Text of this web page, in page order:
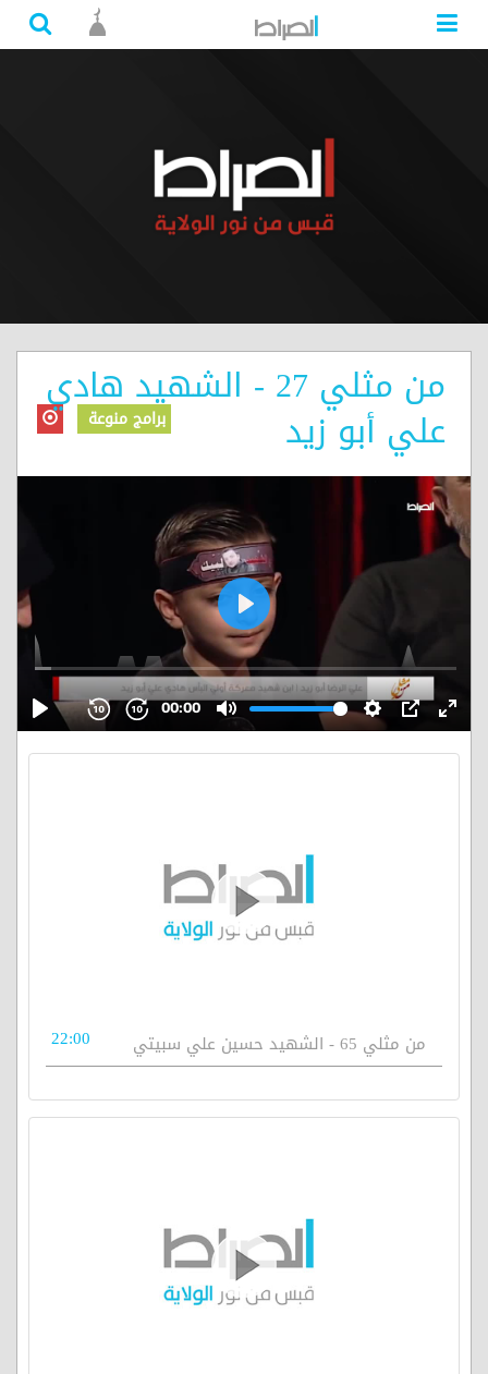
من مثلي 27 - الشهيد هادي
علي أبو زيد برامج منوعة
من مثلي 65 - الشهيد حسين علي سبيتي 22:00